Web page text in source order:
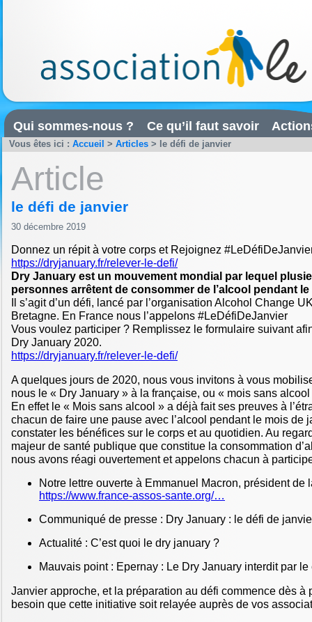
Qui sommes-nous ? Ce qu’il faut savoir
Vous êtes ici : Accueil > Articles > le défi de janvier
Article
le défi de janvier
30 décembre 2019
Donnez un répit à votre corps et Rejoignez
https://dryjanuary.fr/relever-le-defi/
Dry January est un mouvement mondial par lequel
personnes arrêtent de consommer de l’alcool pendant
Il s’agit d’un défi, lancé par l’organisation Alcohol Change
Bretagne. En France nous l’appelons #LeDéfiDeJanvier
Vous voulez participer ? Remplissez le formulaire suivant
Dry January 2020.
https://dryjanuary.fr/relever-le-defi/
A quelques jours de 2020, nous vous invitons à vous
nous le « Dry January » à la française, ou « mois sans alcool
En effet le « Mois sans alcool » a déjà fait ses preuves à
chacun de faire une pause avec l’alcool pendant le mois de
constater les bénéfices sur le corps et au quotidien. Au
majeur de santé publique que constitue la consommation
nous avons réagi ouvertement et appelons chacun à
Notre lettre ouverte à Emmanuel Macron, président de
https://www.france-assos-sante.org/…
Communiqué de presse : Dry January : le défi de
Actualité : C’est quoi le dry january ?
Mauvais point : Epernay : Le Dry January interdit par
Janvier approche, et la préparation au défi commence dès à
besoin que cette initiative soit relayée auprès de vos